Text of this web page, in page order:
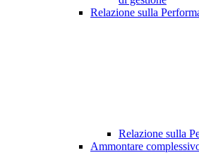
Relazione sulla
Relazione sulla
Ammontare